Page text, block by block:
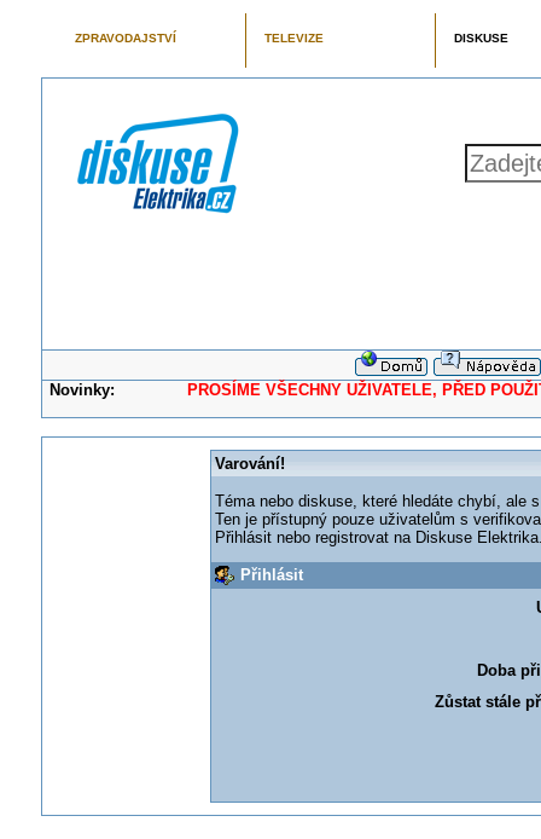
ZPRAVODAJSTVÍ TELEVIZE DISKUSE
Novinky: PROSÍME VŠECHNY UŽIVATELE, PŘED
Varování!
Téma nebo diskuse, které hledáte chybí, ale
Ten je přístupný pouze uživatelům s
Přihlásit nebo registrovat na Diskuse
Přihlásit
Doba
Zůstat stále